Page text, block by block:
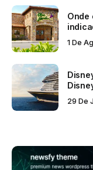
Onde
1 De
29 De